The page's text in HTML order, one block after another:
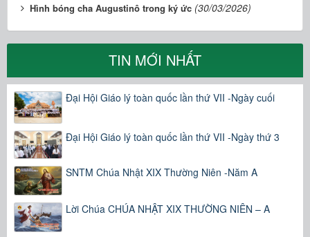
Hình bóng cha Augustinô trong ký ức (30/03/2026)
TIN MỚI NHẤT
Đại Hội Giáo lý toàn quốc lần thứ VII -Ngày cuối
Đại Hội Giáo lý toàn quốc lần thứ VII -Ngày thứ 3
SNTM Chúa Nhật XIX Thường Niên -Năm A
Lời Chúa CHÚA NHẬT XIX THƯỜNG NIÊN – A